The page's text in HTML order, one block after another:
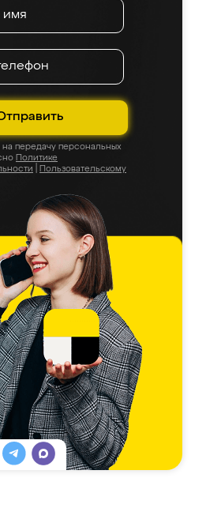
передачу персональных
Политике
Пользовательскому